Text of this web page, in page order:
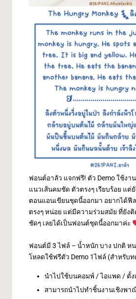
ฟอนต์อาลัว แจกฟรี! ตัว Demo ใช้งา
แนวเส้นคมชัด ตัวตรงๆ เรียบร้อย แต่
ตอนแอนเขียนชุดนี้ออกมา อยากได้ฟี
ตรงๆ หน่อย แต่มีความร่วมสมัย ที่ยัง
ชัดๆ เลยได้เป็นฟอนต์ชุดนี้ออกมาค่ะ
ฟอนต์มี 3 ไฟล์ – น้ำหนัก บาง ปกติ ห
โหลดใช้ฟรีตัว Demo 1ไฟล์ (สำหรับ
นำไปใช้บนคอมพ์ / ไอแพด / ตั้ง
สามารถนำไปทำชิ้นงานเชิงพา